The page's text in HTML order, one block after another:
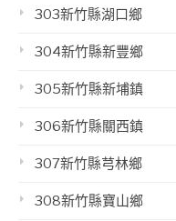
303新竹縣湖口鄉
304新竹縣新豐鄉
305新竹縣新埔鎮
306新竹縣關西鎮
307新竹縣芎林鄉
308新竹縣寶山鄉